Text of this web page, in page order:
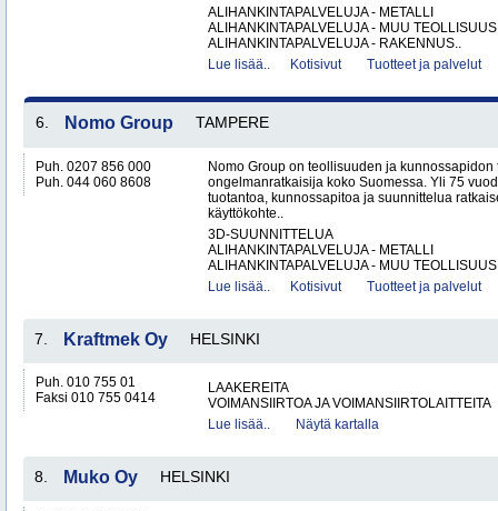
ALIHANKINTAPALVELUJA - METALLI
ALIHANKINTAPALVELUJA - MUU TEOLLISUUS
ALIHANKINTAPALVELUJA - RAKENNUS..
Lue lisää..
Kotisivut Tuotteet ja palvelut
6. Nomo Group TAMPERE
Puh. 0207 856 000
Puh. 044 060 8608
Nomo Group on teollisuuden ja kunnossapidon
ongelmanratkaisija koko Suomessa. Yli 75
tuotantoa, kunnossapitoa ja suunnittelua
käyttökohte..
3D-SUUNNITTELUA
ALIHANKINTAPALVELUJA - METALLI
ALIHANKINTAPALVELUJA - MUU
Lue lisää..
Kotisivut Tuotteet ja palvelut
7. Kraftmek Oy HELSINKI
Puh. 010 755 01
Faksi 010 755 0414
LAAKEREITA
VOIMANSIIRTOA JA VOIMANSIIRTOLAITTEITA
Lue lisää..
Näytä kartalla
8. Muko Oy HELSINKI